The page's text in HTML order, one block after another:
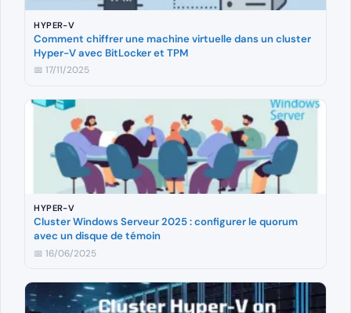
HYPER-V
Comment chiffrer une machine virtuelle dans un cluster
Hyper-V avec BitLocker et TPM
📅 17/11/2025
HYPER-V
Cluster Windows Serveur 2025 : configurer le quorum
avec un disque de témoin
📅 16/06/2025